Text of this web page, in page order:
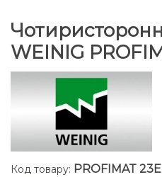
WEINIG
Код товару: PROFIMAT 23E